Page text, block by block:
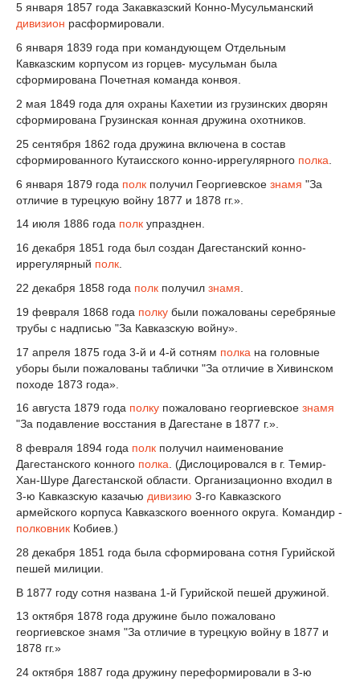
5 января 1857 года Закавказский Конно-Мусульманский
дивизион расформировали.
6 января 1839 года при командующем Отдельным
Кавказским корпусом из горцев- мусульман была
сформирована Почетная команда конвоя.
2 мая 1849 года для охраны Кахетии из грузинских дворян
сформирована Грузинская конная дружина охотников.
25 сентября 1862 года дружина включена в состав
сформированного Кутаисского конно-иррегулярного полка
6 января 1879 года полк получил Георгиевское знамя "За
отличие в турецкую войну 1877 и 1878 гг.».
14 июля 1886 года полк упразднен.
16 декабря 1851 года был создан Дагестанский конно-
иррегулярный полк
22 декабря 1858 года полк получил знамя
19 февраля 1868 года полку были пожалованы серебряные
трубы с надписью "За Кавказскую войну».
17 апреля 1875 года 3-й и 4-й сотням полка на головные
уборы были пожалованы таблички "За отличие в Хивинском
походе 1873 года».
16 августа 1879 года полку пожаловано георгиевское знамя
"За подавление восстания в Дагестане в 1877 г.».
8 февраля 1894 года полк получил наименование
Дагестанского конного полка . (Дислоцировался в г. Темир-
Хан-Шуре Дагестанской области. Организационно входил в
3-ю Кавказскую казачью дивизию 3-го Кавказского
армейского корпуса Кавказского военного округа. Командир -
полковник Кобиев.)
28 декабря 1851 года была сформирована сотня Гурийской
пешей милиции.
В 1877 году сотня названа 1-й Гурийской пешей дружиной.
13 октября 1878 года дружине было пожаловано
георгиевское знамя "За отличие в турецкую войну в 1877 и
1878 гг.»
24 октября 1887 года дружину переформировали в 3-ю